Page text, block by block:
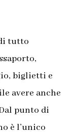
tutto
biglietti e
avere anche
punto di
è l’unico